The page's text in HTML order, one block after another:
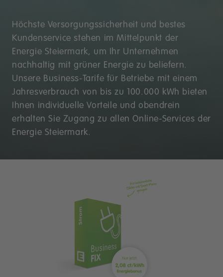
Höchste Versorgungssicherheit und bestes
Kundenservice stehen im Mittelpunkt der
Energie Steiermark, um Ihr Unternehmen
nachhaltig mit grüner Energie zu beliefern.
Unsere Business-Tarife für Betriebe mit einem
Jahresverbrauch von bis zu 100.000 kWh bieten
Ihnen individuelle Vorteile und obendrein
erhalten Sie Zugang zu allen Online-Services der
Energie Steiermark.